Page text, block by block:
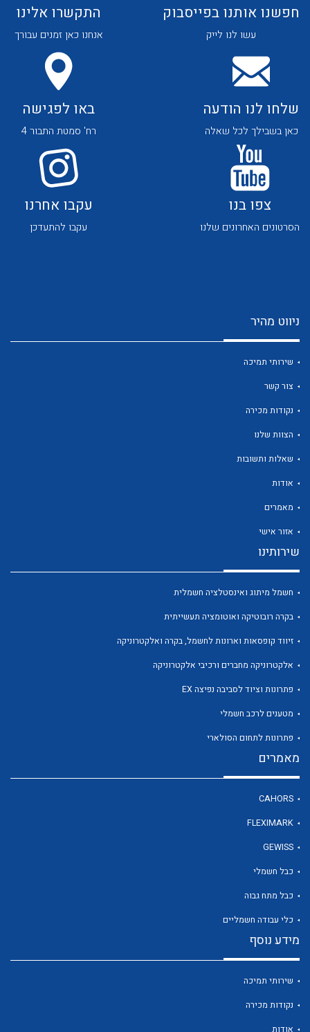
לכל מוצרי היצרן לכל מוצרי היצרן
לכל מוצרי היצרן לכל מוצרי היצרן
לכל מוצרי היצרן
לכל מוצרי היצרן
חפשנו אותנו בפייסבוק
עשו לנו לייק
התקשרו אלינו
אנחנו כאן זמנים עבורך
שלחו לנו הודעה
כאן בשבילך לכל שאלה
באו לפגישה
רח' סמטת התבור 4
צפו בנו
הסרטונים האחרונים שלנו
עקבו אחרנו
עקבו להתעדכן
ניווט מהיר
שירותי תמיכה
צור קשר
נקודות מכירה
הצוות שלנו
שאלות ותשובות
אודות
מאמרים
אזור אישי
שירותינו
חשמל מיתוג ואינסטלציה חשמלית
בקרה רובוטיקה ואוטומציה תעשייתית
זיווד קופסאות וארונות לחשמל, בקרה ואלקטרוניקה
אלקטרוניקה מחברים ורכיבי אלקטרוניקה
פתרונות וציוד לסביבה נפיצה EX
מטענים לרכב חשמלי
פתרונות לתחום הסולארי
מאמרים
CAHORS
FLEXIMARK
GEWISS
כבל חשמלי
כבל מתח גבוה
כלי עבודה חשמליים
מידע נוסף
שירותי תמיכה
נקודות מכירה
אודות